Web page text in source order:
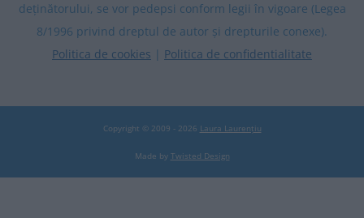
deținătorului, se vor pedepsi conform legii în vigoare (Legea
8/1996 privind dreptul de autor și drepturile conexe).
Politica de cookies | Politica de confidentialitate
Copyright © 2009 - 2026 Laura Laurențiu
Made by Twisted Design